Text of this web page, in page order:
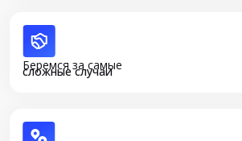
Беремся за самые
сложные случаи